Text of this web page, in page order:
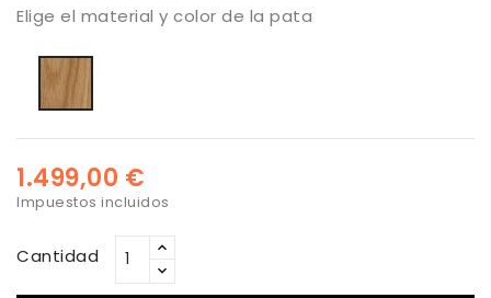
Elige el material y color de la pata
1.499,00 €
Impuestos incluidos
Cantidad